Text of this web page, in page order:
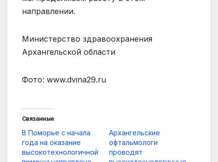
направлении.
Министерство здравоохранения
Архангельской области
Фото: www.dvina29.ru
Связанные
В Поморье с начала
года на оказание
высокотехнологичной
Архангельские
офтальмологи
проводят